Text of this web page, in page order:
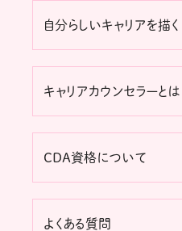
自分らしいキャリアを描く
キャリアカウンセラーとは
CDA資格について
よくある質問